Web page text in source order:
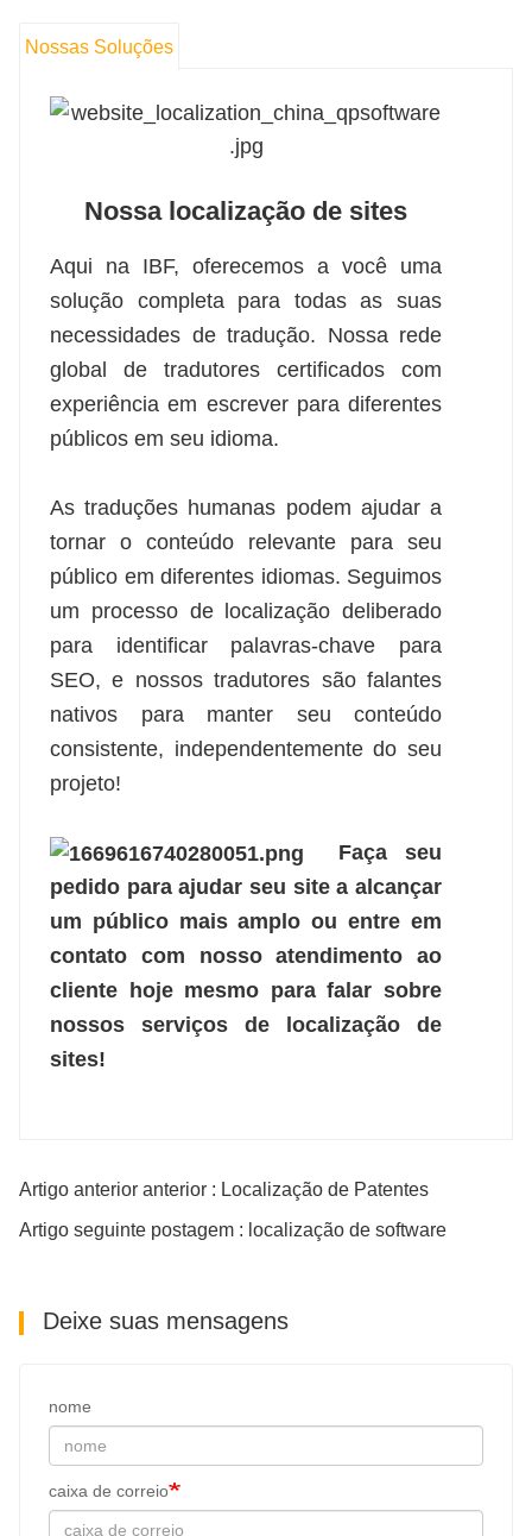
Nossas Soluções
Nossa localização de sites
Aqui na IBF, oferecemos a você uma
solução completa para todas as suas
necessidades de tradução. Nossa rede
global de tradutores certificados com
experiência em escrever para diferentes
públicos em seu idioma.
As traduções humanas podem ajudar a
tornar o conteúdo relevante para seu
público em diferentes idiomas. Seguimos
um processo de localização deliberado
para identificar palavras-chave para
SEO, e nossos tradutores são falantes
nativos para manter seu conteúdo
consistente, independentemente do seu
projeto!
Faça seu
pedido para ajudar seu site a alcançar
um público mais amplo ou entre em
contato com nosso atendimento ao
cliente hoje mesmo para falar sobre
nossos serviços de localização de
sites!
Artigo anterior anterior : Localização de Patentes
Artigo seguinte postagem : localização de software
Deixe suas mensagens
nome
caixa de correio